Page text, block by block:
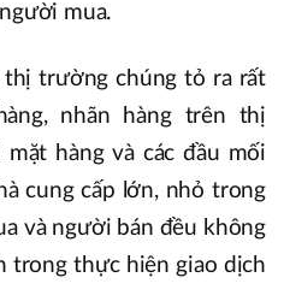
mua.
trường chúng tỏ ra rất
nhãn hàng trên thị
hàng và các đầu mối
cung cấp lớn, nhỏ trong
và người bán đều không
trong thực hiện giao dịch